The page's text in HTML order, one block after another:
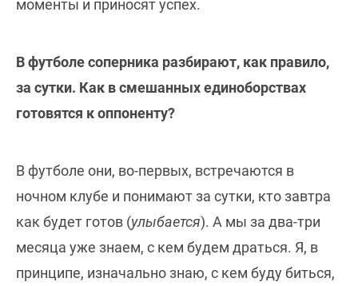
моменты и приносят успех.
В футболе соперника разбирают, как правило,
за сутки. Как в смешанных единоборствах
готовятся к оппоненту?
В футболе они, во-первых, встречаются в
ночном клубе и понимают за сутки, кто завтра
как будет готов (улыбается). А мы за два-три
месяца уже знаем, с кем будем драться. Я, в
принципе, изначально знаю, с кем буду биться,